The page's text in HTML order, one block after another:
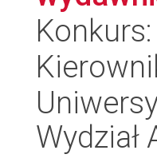
Konkurs:
Wydział